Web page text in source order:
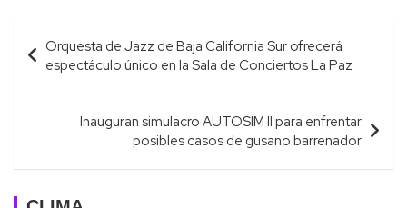
Navegación
de
entradas
Orquesta de Jazz de Baja California Sur ofrecerá
espectáculo único en la Sala de Conciertos La Paz
Inauguran simulacro AUTOSIM II para enfrentar
posibles casos de gusano barrenador